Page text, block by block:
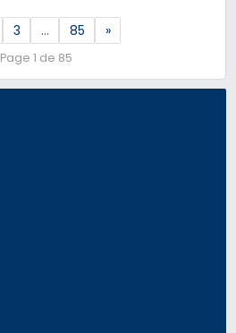
3 … 85 »
Page 1 de 85